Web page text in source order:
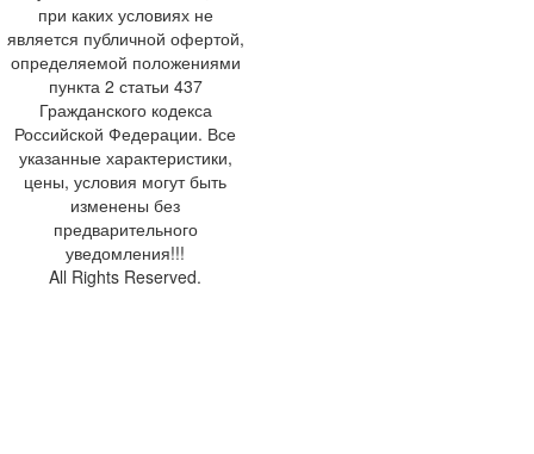
при каких условиях не
является публичной офертой,
определяемой положениями
пункта 2 статьи 437
Гражданского кодекса
Российской Федерации. Все
указанные характеристики,
цены, условия могут быть
изменены без
предварительного
уведомления!!!
All Rights Reserved.